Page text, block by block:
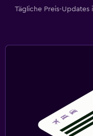
Tägliche Preis-